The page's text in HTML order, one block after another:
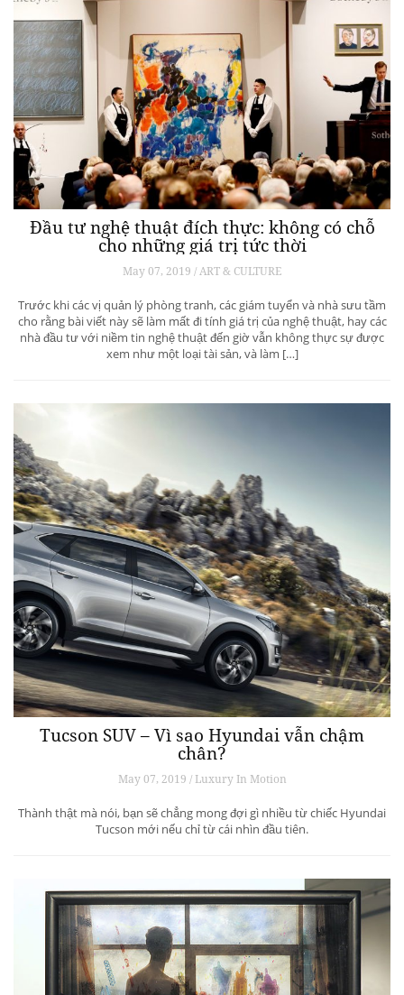
Đầu tư nghệ thuật đích thực: không có chỗ
cho những giá trị tức thời
May 07, 2019 / ART & CULTURE
Trước khi các vị quản lý phòng tranh, các giám tuyển và nhà sưu tầm
cho rằng bài viết này sẽ làm mất đi tính giá trị của nghệ thuật, hay các
nhà đầu tư với niềm tin nghệ thuật đến giờ vẫn không thực sự được
xem như một loại tài sản, và làm […]
Tucson SUV – Vì sao Hyundai vẫn chậm
chân?
May 07, 2019 / Luxury In Motion
Thành thật mà nói, bạn sẽ chẳng mong đợi gì nhiều từ chiếc Hyundai
Tucson mới nếu chỉ từ cái nhìn đầu tiên.